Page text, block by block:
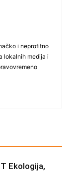
i neprofitno
lokalnih medija i
Ekologija,